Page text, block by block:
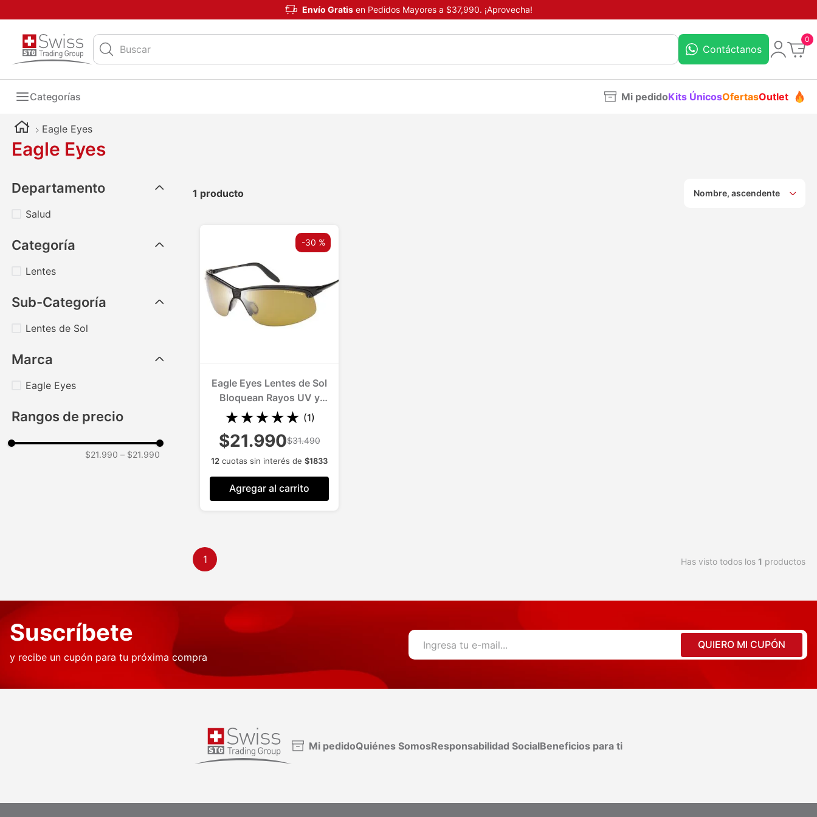
Envío Gratisen Pedidos Mayores a $37,990. ¡Aprovecha!
Buscar
Contáctanos
0
Categorías Mi pedidoKits ÚnicosOfertasOutlet
Eagle Eyes
Eagle Eyes
Departamento
Salud
Categoría
Lentes
Sub-Categoría
Lentes de Sol
Marca
Eagle Eyes
Rangos de precio
$21.990 – $21.990
1 producto Nombre, ascendente
-30 %
Eagle Eyes Lentes de Sol
Bloquean Rayos UV y
Luz Azul 1 Und.
★★★★★ (1)
$21.990$31.490
12 cuotas sin interés de$1833
Agregar al carrito
1 Has visto todos los 1 productos
Suscríbete
y recibe un cupón para tu próxima compra
QUIERO MI CUPÓN
Mi pedidoQuiénes SomosResponsabilidad SocialBeneficios para ti